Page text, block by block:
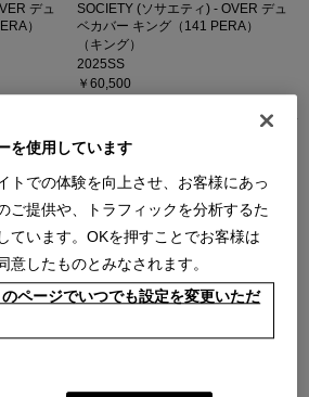
デュ
）
SOCIETY (ソサエティ) - OVER デュ
ベカバー キング（141 PERA）
（キング）
2025SS
￥60,500
デュ
）
SOCIETY (ソサエティ) - REM デュ
￥108,900
を使用しています
トでの体験を向上させ、お客様にあっ
ご提供や、トラフィックを分析するた
ています。OKを押すことでお客様は
意したものとみなされます。
ページでいつでも設定を変更いただ